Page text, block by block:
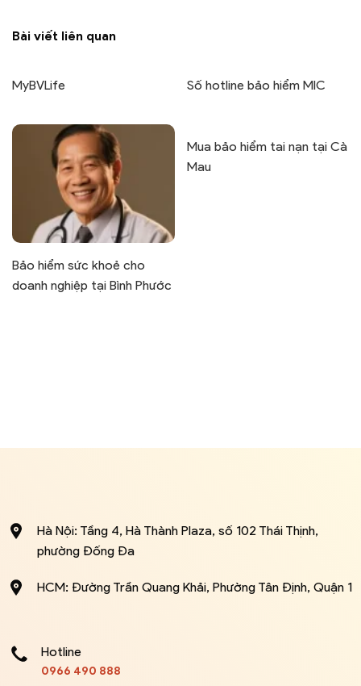
Bài viết liên quan
MyBVLife Số hotline bảo hiểm MIC
Bảo hiểm sức khoẻ cho
doanh nghiệp tại Bình Phước
Mua bảo hiểm tai nạn tại Cà
Mau
Hà Nội: Tầng 4, Hà Thành Plaza, số 102 Thái Thịnh,
phường Đống Đa
HCM: Đường Trần Quang Khải, Phường Tân Định, Quận 1
Hotline
0966 490 888